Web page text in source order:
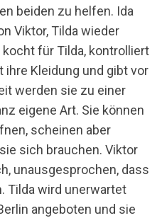
beiden zu helfen. Ida
Viktor, Tilda wieder
für Tilda, kontrolliert
ihre Kleidung und gibt vor
werden sie zu einer
eigene Art. Sie können
scheinen aber
sich brauchen. Viktor
unausgesprochen, dass
Tilda wird unerwartet
angeboten und sie